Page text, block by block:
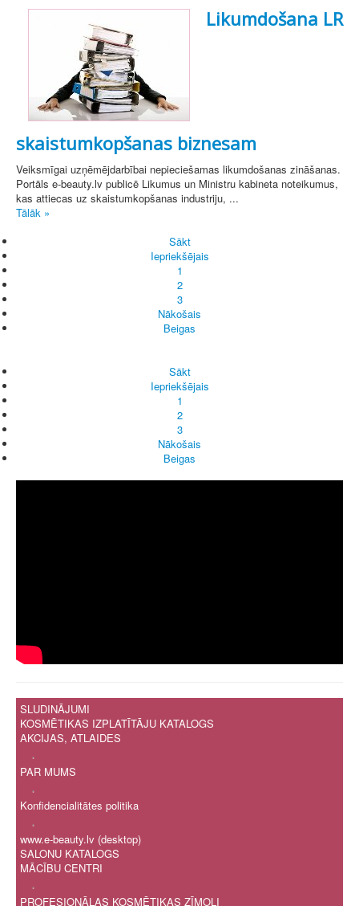
Likumdošana LR
skaistumkopšanas biznesam
Veiksmīgai uzņēmējdarbībai nepieciešamas likumdošanas zināšanas.
Portāls e-beauty.lv publicē Likumus un Ministru kabineta noteikumus,
kas attiecas uz skaistumkopšanas industriju, ...
Tālāk »
Sākt
Iepriekšējais
1
2
3
Nākošais
Beigas
Sākt
Iepriekšējais
1
2
3
Nākošais
Beigas
SLUDINĀJUMI
KOSMĒTIKAS IZPLATĪTĀJU KATALOGS
AKCIJAS, ATLAIDES
.
PAR MUMS
.
Konfidencialitātes politika
.
www.e-beauty.lv (desktop)
SALONU KATALOGS
MĀCĪBU CENTRI
.
PROFESIONĀLAS KOSMĒTIKAS ZĪMOLI